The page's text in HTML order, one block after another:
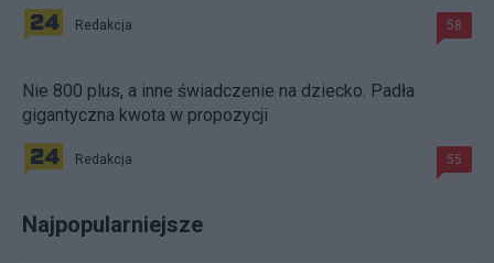
Redakcja 58
Nie 800 plus, a inne świadczenie na dziecko. Padła
gigantyczna kwota w propozycji
Redakcja 55
Najpopularniejsze